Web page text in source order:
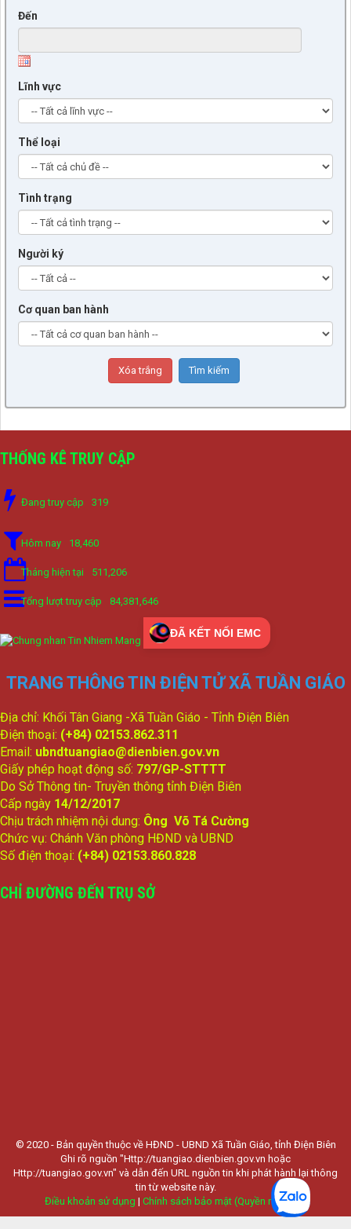
Đến
Lĩnh vực
Thể loại
Tình trạng
Người ký
Cơ quan ban hành
THỐNG KÊ TRUY CẬP
Đang truy cập 319
Hôm nay 18,460
Tháng hiện tại 511,206
Tổng lượt truy cập 84,381,646
ĐÃ KẾT NỐI EMC
TRANG THÔNG TIN ĐIỆN TỬ XÃ TUẦN GIÁO
Địa chỉ: Khối Tân Giang -Xã Tuần Giáo - Tỉnh Điện Biên
Điện thoại: (+84) 02153.862.311
Email: ubndtuangiao@dienbien.gov.vn
Giấy phép hoạt động số: 797/GP-STTTT
Do Sở Thông tin- Truyền thông tỉnh Điện Biên
Cấp ngày 14/12/2017
Chịu trách nhiệm nội dung: Ông Võ Tá Cường
Chức vụ: Chánh Văn phòng HĐND và UBND
Số điện thoại: (+84) 02153.860.828
CHỈ ĐƯỜNG ĐẾN TRỤ SỞ
© 2020 - Bản quyền thuộc về HĐND - UBND Xã Tuần Giáo, tỉnh Điện Biên
Ghi rõ nguồn "Http://tuangiao.dienbien.gov.vn hoặc
Http://tuangiao.gov.vn" và dẫn đến URL nguồn tin khi phát hành lại thông
tin từ website này.
Điều khoản sử dụng | Chính sách bảo mật (Quyền riêng tư)